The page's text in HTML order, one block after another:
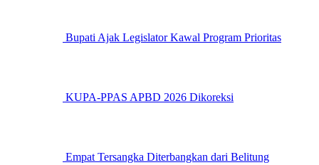
Bupati Ajak Legislator Kawal Program Prioritas
KUPA-PPAS APBD 2026 Dikoreksi
Empat Tersangka Diterbangkan dari Belitung